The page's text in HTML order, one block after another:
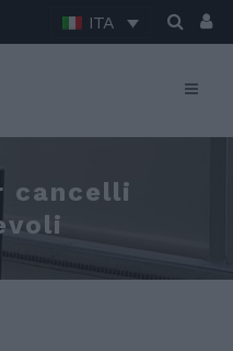
ITA
cancelli